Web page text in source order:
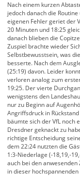
Nach einem kurzen
jedoch danach die
eigenen Fehler geriet der
20 Minuten und 18:25
danach blieben die
Zuspiel brachte wieder
Selbstbewusstsein, was
besserte. Nach dem
(25:19) davon. Leider
verloren analog zum
19:25. Der vierte
wenigstens den
nur zu Beginn auf
Angriffsdruck in
bäumte sich der VfL noch
Dresdner geknackt zu
richtige Entscheidung
dem 22:24 nutzten die
1:3-Niederlage (-18,19,-
auch bei den
in dieser